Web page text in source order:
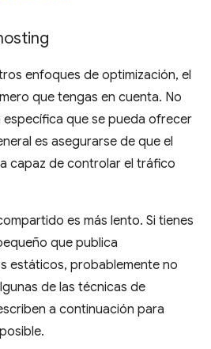
enfoques de optimización, el
que tengas en cuenta. No
que se pueda ofrecer
es asegurarse de que el
capaz de controlar el tráfico
es más lento. Si tienes
que publica
estáticos, probablemente no
de las técnicas de
a continuación para